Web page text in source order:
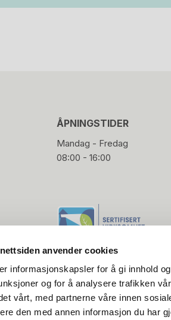
anvender cookies
informasjonskapsler for å gi innhold
og for å analysere trafikken
vårt, med partnerne våre innen
den med annen informasjon du har
ÅPNINGSTIDER
Mandag - Fredag
08:00 - 16:00